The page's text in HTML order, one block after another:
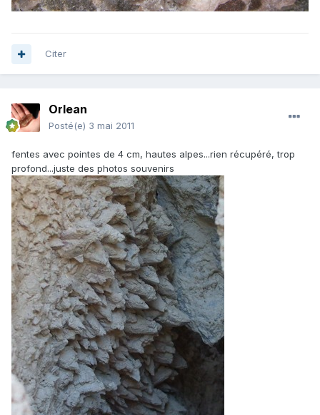
Citer
Orlean
Posté(e) 3 mai 2011
fentes avec pointes de 4 cm, hautes alpes...rien récupéré, trop
profond...juste des photos souvenirs